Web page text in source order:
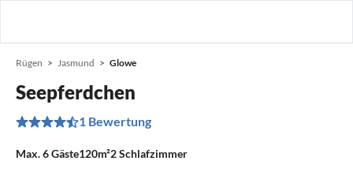
Rügen Jasmund Glowe
Seepferdchen
1 Bewertung
Max.6Gäste120m²2Schlafzimmer